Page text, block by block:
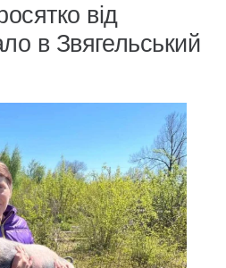
від
в Звягельський